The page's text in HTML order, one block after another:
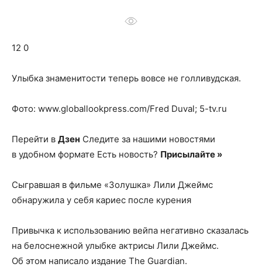
о
нем
12 0
Улыбка знаменитости теперь вовсе не голливудская.
Фото: www.globallookpress.com/Fred Duval; 5-tv.ru
Перейти в Дзен Следите за нашими новостями
в удобном формате Есть новость? Присылайте »
Сыгравшая в фильме «Золушка» Лили Джеймс
обнаружила у себя кариес после курения
Привычка к использованию вейпа негативно сказалась
на белоснежной улыбке актрисы Лили Джеймс.
Об этом написало издание The Guardian.